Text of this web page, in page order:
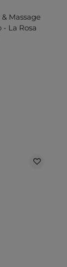
Massage
La Rosa